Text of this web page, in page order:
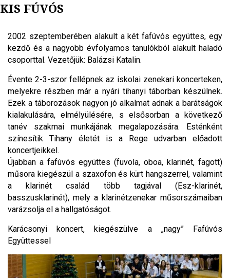
KIS FÚVÓS
2002 szeptemberében alakult a két fafúvós együttes, egy
kezdő és a nagyobb évfolyamos tanulókból alakult haladó
csoporttal. Vezetőjük: Balázsi Katalin.
Évente 2-3-szor fellépnek az iskolai zenekari koncerteken,
melyekre részben már a nyári tihanyi táborban készülnek.
Ezek a táborozások nagyon jó alkalmat adnak a barátságok
kialakulására, elmélyülésére, s elsősorban a következő
tanév szakmai munkájának megalapozására. Esténként
színesítik Tihany életét is a Rege udvarban előadott
koncertjeikkel.
Újabban a fafúvós együttes (fuvola, oboa, klarinét, fagott)
műsora kiegészül a szaxofon és kürt hangszerrel, valamint
a klarinét család több tagjával (Esz-klarinét,
basszusklarinét), mely a klarinétzenekar műsorszámaiban
varázsolja el a hallgatóságot.
Karácsonyi koncert, kiegészülve a „nagy” Fafúvós
Együttessel